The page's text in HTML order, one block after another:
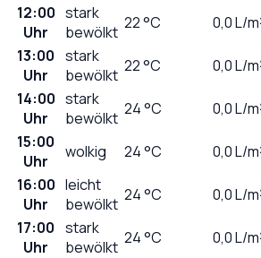
12:00
Uhr
stark
bewölkt 22°C 0,0L/
13:00
Uhr
stark
bewölkt 22°C 0,0L/
14:00
Uhr
stark
bewölkt 24°C 0,0L/
15:00
Uhr
wolkig 24°C 0,0L/
16:00
Uhr
leicht
bewölkt 24°C 0,0L/
17:00
Uhr
stark
bewölkt 24°C 0,0L/